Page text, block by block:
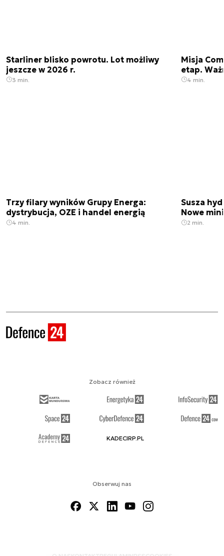
Starliner blisko powrotu. Lot możliwy
jeszcze w 2026 r.
3 min.
Misja
etap.
4 min.
Trzy filary wyników Grupy Energa:
dystrybucja, OZE i handel energią
4 min.
Susza
Nowe
2 min.
Obserwuj nas
Zobacz również
KADECIRP.PL